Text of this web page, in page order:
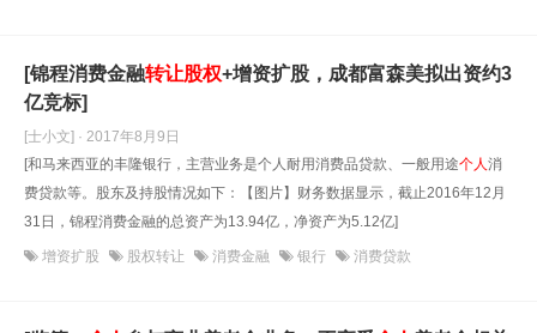
[锦程消费金融转让股权+增资扩股，成都富森美拟出资约3
亿竞标]
[士小文] · 2017年8月9日
[和马来西亚的丰隆银行，主营业务是个人耐用消费品贷款、一般用途个人消
费贷款等。股东及持股情况如下：【图片】财务数据显示，截止2016年12月
31日，锦程消费金融的总资产为13.94亿，净资产为5.12亿]
增资扩股 股权转让 消费金融 银行 消费贷款